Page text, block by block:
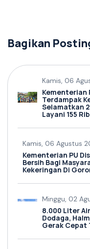
Bagikan
Kamis, 06
Kementerian
Terdampak
Selamatkan
Layani 155
Kamis, 06 Agustus
Kementerian PU
Bersih Bagi
Kekeringan Di
Minggu, 02
8.000 Liter
Dodaga,
Gerak Cepat